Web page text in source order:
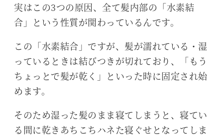
実はこの3つの原因、全て髪内部の「水素結
合」という性質が関わっているんです。
この「水素結合」ですが、髪が濡れている・湿
っているときは結びつきが切れており、「もう
ちょっとで髪が乾く」といった時に固定され始
めます。
そのため湿った髪のまま寝てしまうと、寝てい
る間に乾きあちこちハネた寝ぐせとなってしま